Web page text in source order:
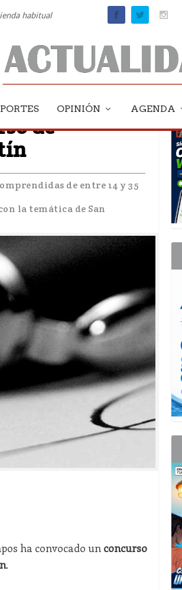
habitual
OPINIÓN AGENDA
de
de entre 14 y 35
la temática de San
ha convocado un concurso
.